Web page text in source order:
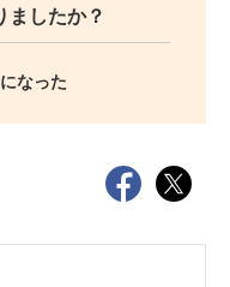
ましたか？
なった